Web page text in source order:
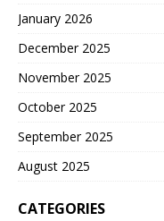
January 2026
December 2025
November 2025
October 2025
September 2025
August 2025
CATEGORIES